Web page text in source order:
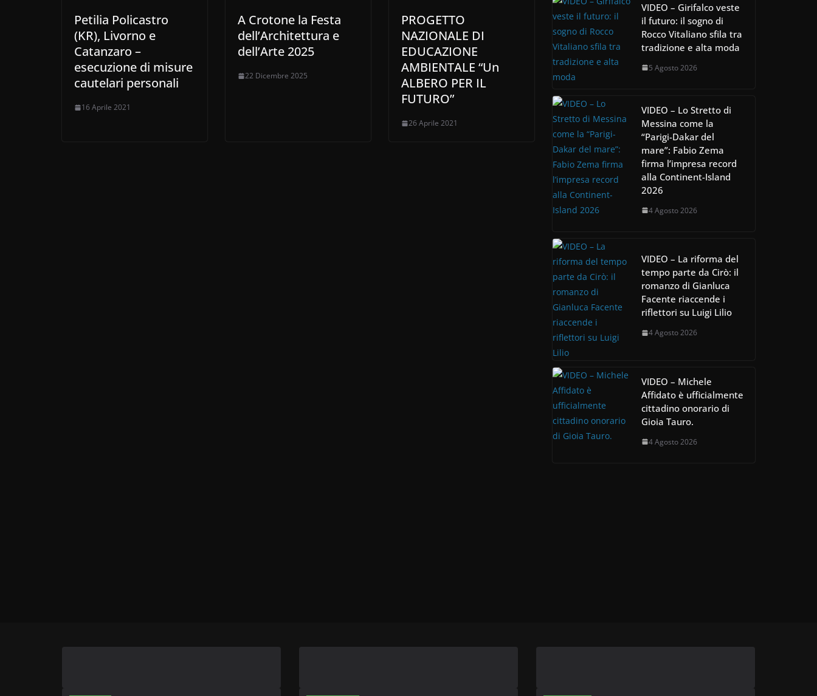
Petilia Policastro
(KR), Livorno e
Catanzaro –
esecuzione di misure
cautelari personali
16 Aprile 2021
A Crotone la Festa
dell’Architettura e
dell’Arte 2025
22 Dicembre 2025
PROGETTO
NAZIONALE DI
EDUCAZIONE
AMBIENTALE “Un
ALBERO PER IL
FUTURO”
26 Aprile 2021
VIDEO – Girifalco veste
il futuro: il sogno di
Rocco Vitaliano sfila tra
tradizione e alta moda
5 Agosto 2026
VIDEO – Lo Stretto di
Messina come la
“Parigi-Dakar del
mare”: Fabio Zema
firma l’impresa record
alla Continent-Island
2026
4 Agosto 2026
VIDEO – La riforma del
tempo parte da Cirò: il
romanzo di Gianluca
Facente riaccende i
riflettori su Luigi Lilio
4 Agosto 2026
VIDEO – Michele
Affidato è ufficialmente
cittadino onorario di
Gioia Tauro.
4 Agosto 2026